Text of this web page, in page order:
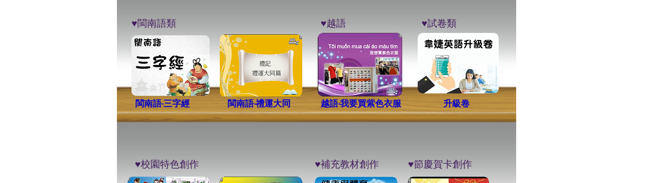
閩南語-三字經 閩南語-禮運大同 越語-我要買紫色衣服 升級卷
​♥︎閩南語類 ​♥︎越語 ​♥︎試卷類
​♥︎校園特色創作 ​♥︎節慶賀卡創作
​♥︎補充教材創作